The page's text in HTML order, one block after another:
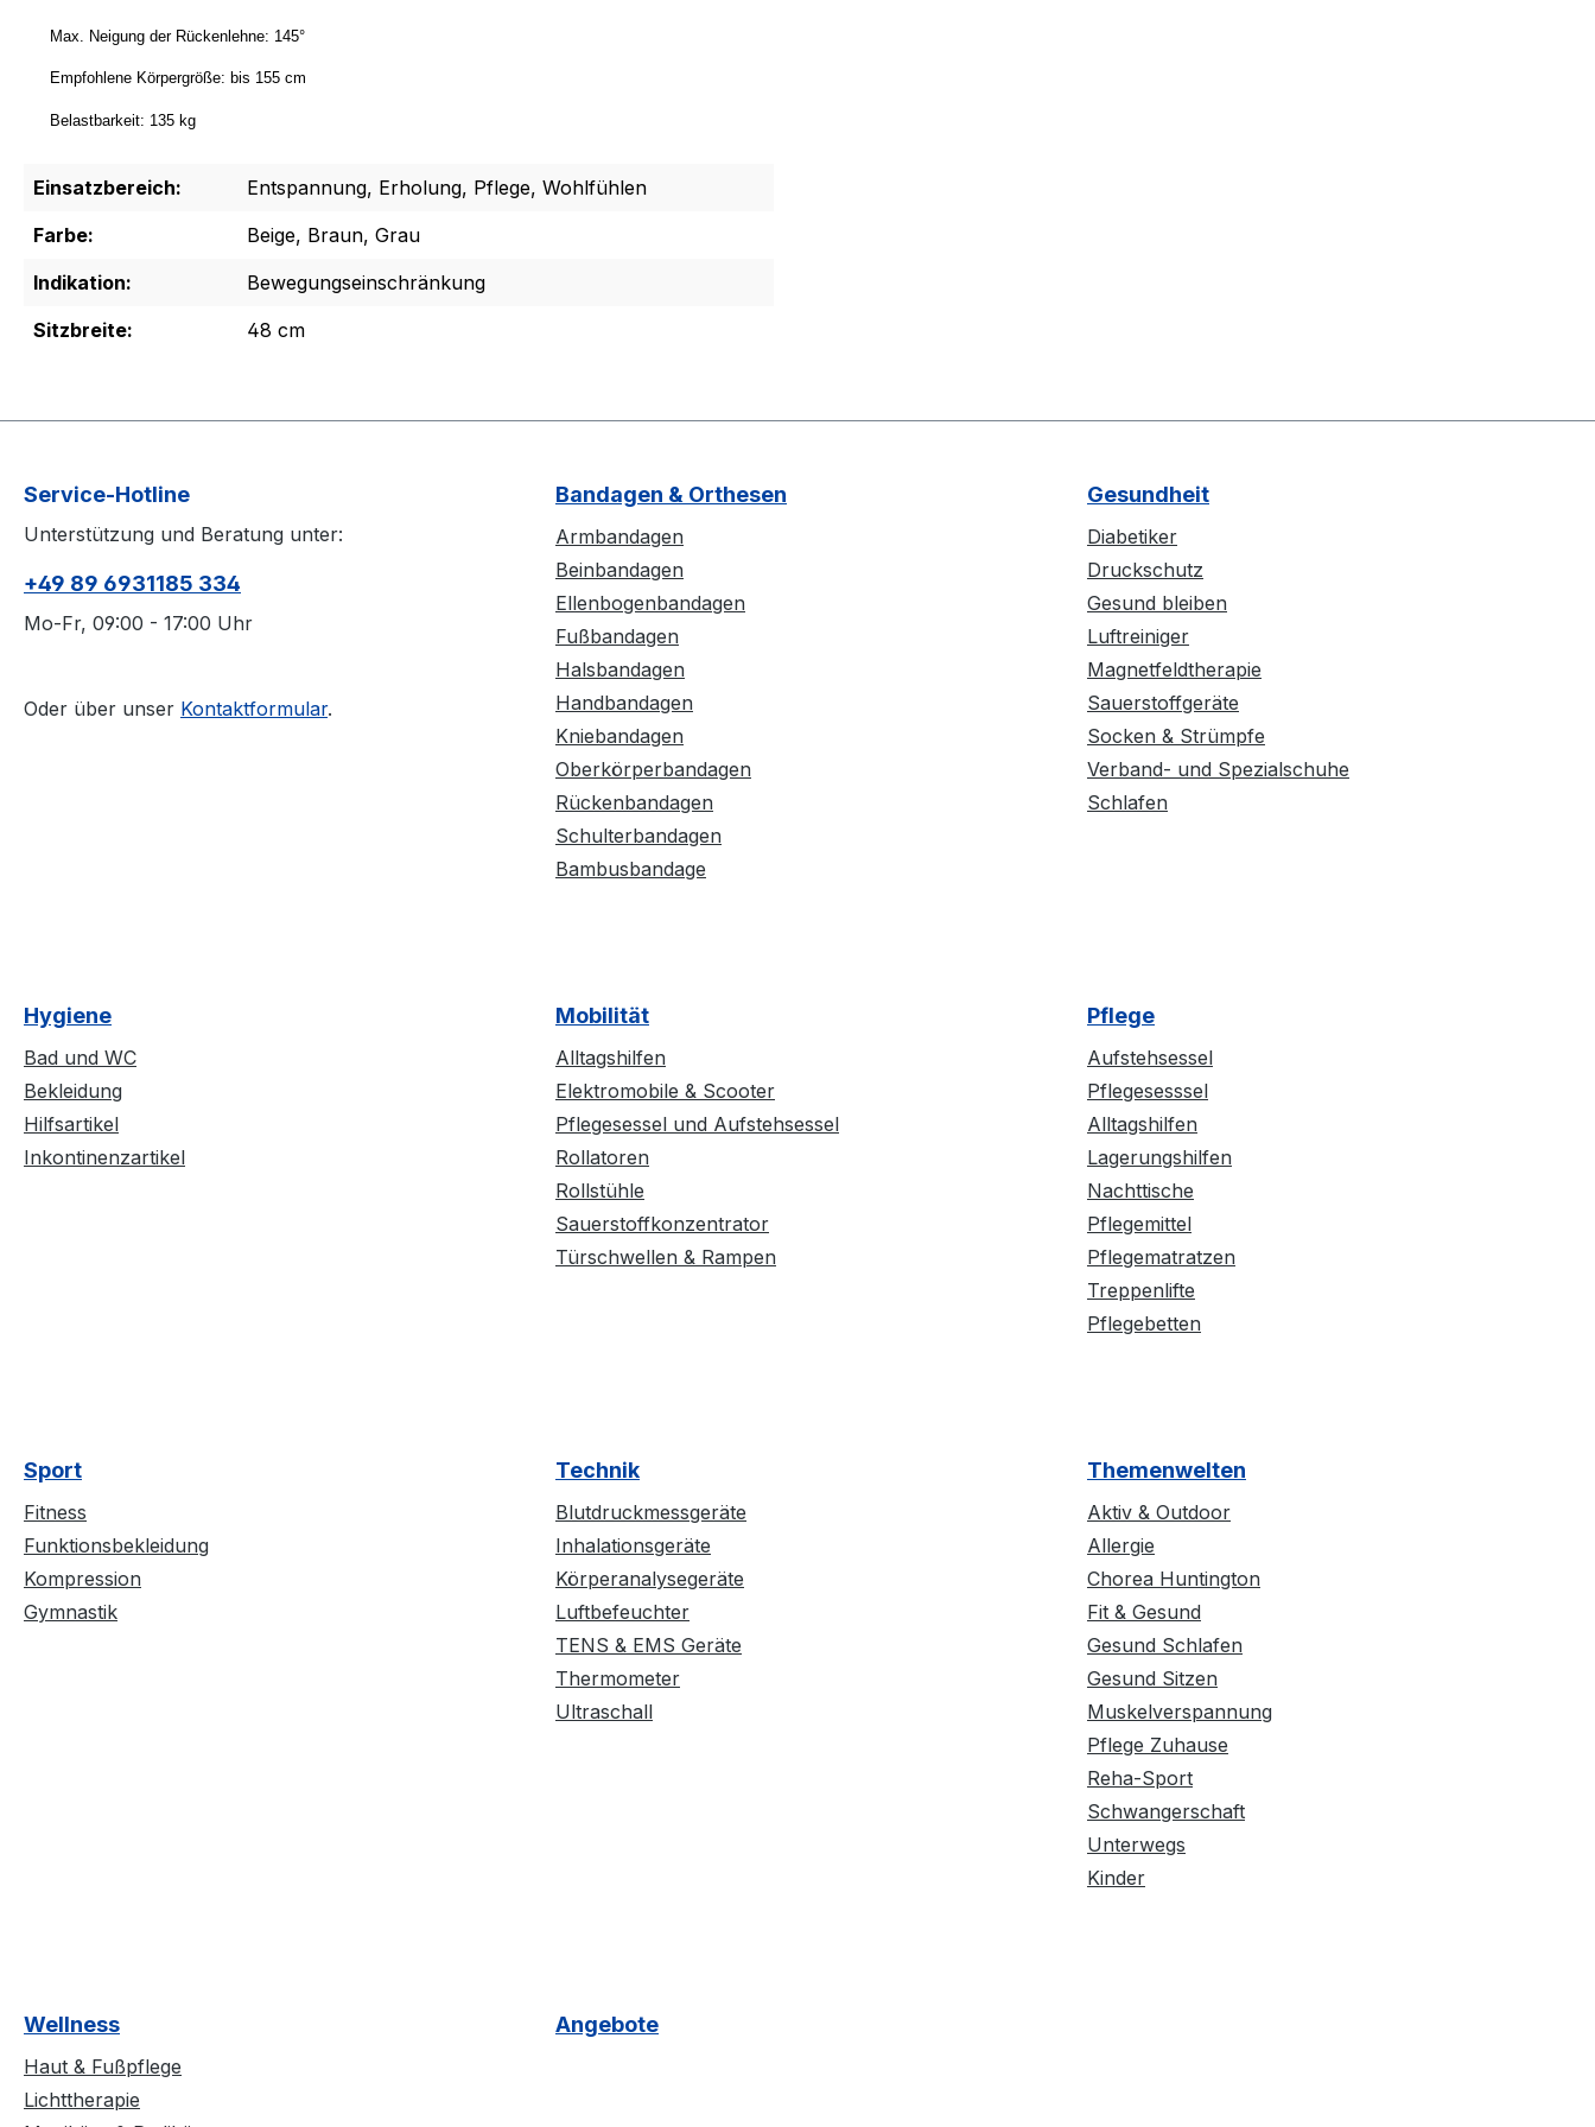
Max. Neigung der Rückenlehne: 145°
Empfohlene Körpergröße: bis 155 cm
Belastbarkeit: 135 kg
Einsatzbereich:
Entspannung, Erholung, Pflege, Wohlfühlen
Farbe:
Beige, Braun, Grau
Indikation:
Bewegungseinschränkung
Sitzbreite:
48 cm
Service-Hotline
Unterstützung und Beratung unter:
+49 89 6931185 334
Mo-Fr, 09:00 - 17:00 Uhr
Oder über unser Kontaktformular.
Bandagen & Orthesen
Armbandagen
Beinbandagen
Ellenbogenbandagen
Fußbandagen
Halsbandagen
Handbandagen
Kniebandagen
Oberkörperbandagen
Rückenbandagen
Schulterbandagen
Bambusbandage
Gesundheit
Diabetiker
Druckschutz
Gesund bleiben
Luftreiniger
Magnetfeldtherapie
Sauerstoffgeräte
Socken & Strümpfe
Verband- und Spezialschuhe
Schlafen
Hygiene
Bad und WC
Bekleidung
Hilfsartikel
Inkontinenzartikel
Mobilität
Alltagshilfen
Elektromobile & Scooter
Pflegesessel und Aufstehsessel
Rollatoren
Rollstühle
Sauerstoffkonzentrator
Türschwellen & Rampen
Pflege
Aufstehsessel
Pflegesesssel
Alltagshilfen
Lagerungshilfen
Nachttische
Pflegemittel
Pflegematratzen
Treppenlifte
Pflegebetten
Sport
Fitness
Funktionsbekleidung
Kompression
Gymnastik
Technik
Blutdruckmessgeräte
Inhalationsgeräte
Körperanalysegeräte
Luftbefeuchter
TENS & EMS Geräte
Thermometer
Ultraschall
Themenwelten
Aktiv & Outdoor
Allergie
Chorea Huntington
Fit & Gesund
Gesund Schlafen
Gesund Sitzen
Muskelverspannung
Pflege Zuhause
Reha-Sport
Schwangerschaft
Unterwegs
Kinder
Wellness
Haut & Fußpflege
Lichttherapie
Angebote